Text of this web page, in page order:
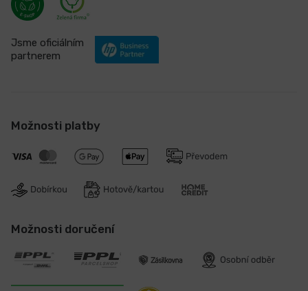
Jsme oficiálním
partnerem
Možnosti platby
Možnosti doručení